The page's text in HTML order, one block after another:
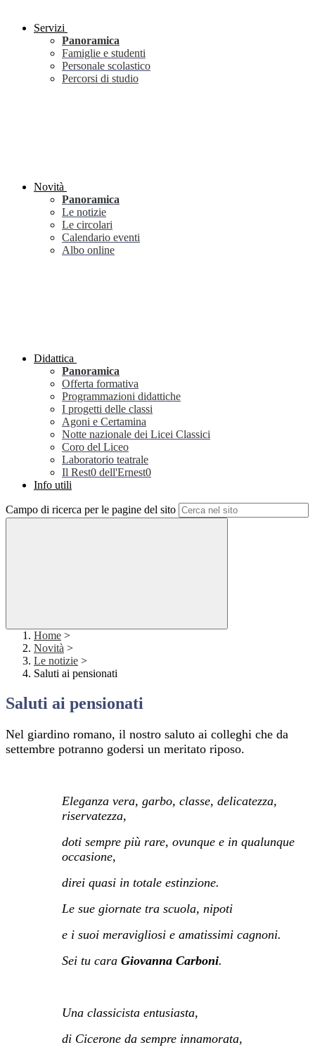
Servizi
Panoramica
Famiglie e studenti
Personale scolastico
Percorsi di studio
Novità
Panoramica
Le notizie
Le circolari
Calendario eventi
Albo online
Didattica
Panoramica
Offerta formativa
Programmazioni didattiche
I progetti delle classi
Agoni e Certamina
Notte nazionale dei Licei Classici
Coro del Liceo
Laboratorio teatrale
Il Rest0 dell'Ernest0
Info utili
Campo di ricerca per le pagine del sito
Home >
Novità >
Le notizie >
Saluti ai pensionati
Saluti ai pensionati
Nel giardino romano, il nostro saluto ai colleghi che da
settembre potranno godersi un meritato riposo.
Eleganza vera, garbo, classe, delicatezza,
riservatezza,
doti sempre più rare, ovunque e in qualunque
occasione,
direi quasi in totale estinzione.
Le sue giornate tra scuola, nipoti
e i suoi meravigliosi e amatissimi cagnoni.
Sei tu cara Giovanna Carboni.
Una classicista entusiasta,
di Cicerone da sempre innamorata,